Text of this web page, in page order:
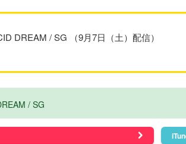
DREAM / SG （9月7日（土）配信）
/ SG